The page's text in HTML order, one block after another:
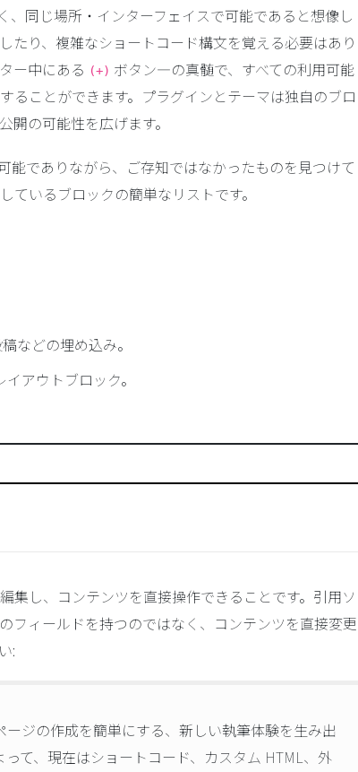
、同じ場所・インターフェイスで可能であると想像し
たり、複雑なショートコード構文を覚える必要はあり
ー中にある (+) ボタン—の真髄で、すべての利用可能
ることができます。プラグインとテーマは独自のブロ
開の可能性を広げます。
能でありながら、ご存知ではなかったものを見つけて
いるブロックの簡単なリストです。
などの埋め込み。
アウトブロック。
集し、コンテンツを直接操作できることです。引用ソ
フィールドを持つのではなく、コンテンツを直接変更
:
ジの作成を簡単にする、新しい執筆体験を生み出
て、現在はショートコード、カスタム HTML、外